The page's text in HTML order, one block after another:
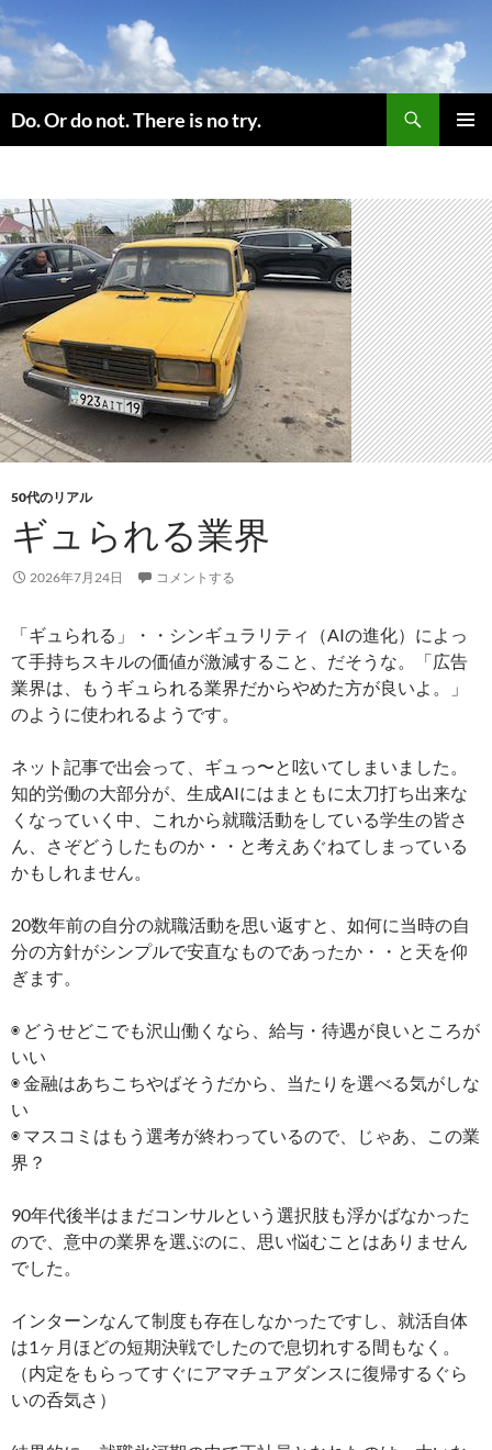
コ
ン
テ
ン
ツ
へ
キ
ッ
プ
Do. Or do not. There is no try.
索
50代のリアル
ギュられる業界
2026年7月24日 コメントする
「ギュられる」・・シンギュラリティ（AIの進化）によっ
て手持ちスキルの価値が激減すること、だそうな。「広告
業界は、もうギュられる業界だからやめた方が良いよ。」
のように使われるようです。
ネット記事で出会って、ギュっ〜と呟いてしまいました。
知的労働の大部分が、生成AIにはまともに太刀打ち出来な
くなっていく中、これから就職活動をしている学生の皆さ
ん、さぞどうしたものか・・と考えあぐねてしまっている
かもしれません。
20数年前の自分の就職活動を思い返すと、如何に当時の自
分の方針がシンプルで安直なものであったか・・と天を仰
ぎます。
◉ どうせどこでも沢山働くなら、給与・待遇が良いところが
いい
◉ 金融はあちこちやばそうだから、当たりを選べる気がしな
い
◉ マスコミはもう選考が終わっているので、じゃあ、この業
界？
90年代後半はまだコンサルという選択肢も浮かばなかった
ので、意中の業界を選ぶのに、思い悩むことはありません
でした。
インターンなんて制度も存在しなかったですし、就活自体
は1ヶ月ほどの短期決戦でしたので息切れする間もなく。
（内定をもらってすぐにアマチュアダンスに復帰するぐら
いの呑気さ）